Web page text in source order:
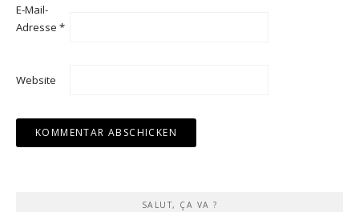
E-Mail-
Adresse *
Website
SALUT, ÇA VA ?